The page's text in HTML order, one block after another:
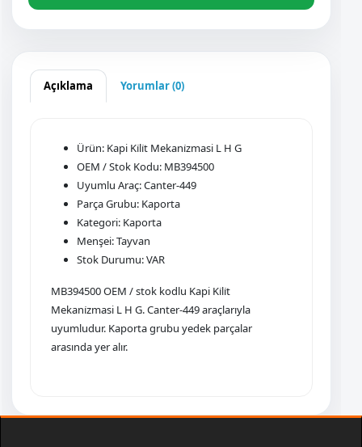
Açıklama Yorumlar (0)
Ürün: Kapi Ki̇li̇t Mekani̇zmasi L H G
OEM / Stok Kodu: MB394500
Uyumlu Araç: Canter-449
Parça Grubu: Kaporta
Kategori: Kaporta
Menşei: Tayvan
Stok Durumu: VAR
MB394500 OEM / stok kodlu Kapi Ki̇li̇t
Mekani̇zmasi L H G. Canter-449 araçlarıyla
uyumludur. Kaporta grubu yedek parçalar
arasında yer alır.